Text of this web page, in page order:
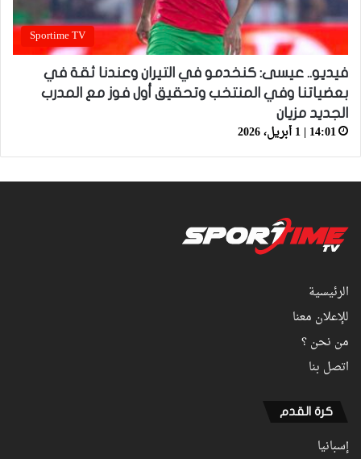
Sportime TV
فيديو.. عيسى: كنخدمو في التيران وعندنا ثقة في
بعضياتنا وفي المنتخب وتحقيق أول فوز مع المدرب
الجديد مزيان
14:01 | 1 أبريل، 2026
الرئيسية
للإعلان معنا
من نحن ؟
اتصل بنا
كرة القدم
إسبانيا